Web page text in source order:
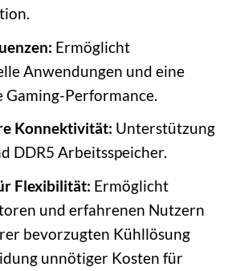
Ermöglicht
Anwendungen und eine
Gaming-Performance.
Konnektivität: Unterstützung
DDR5 Arbeitsspeicher.
Flexibilität: Ermöglicht
und erfahrenen Nutzern
bevorzugten Kühllösung
unnötiger Kosten für